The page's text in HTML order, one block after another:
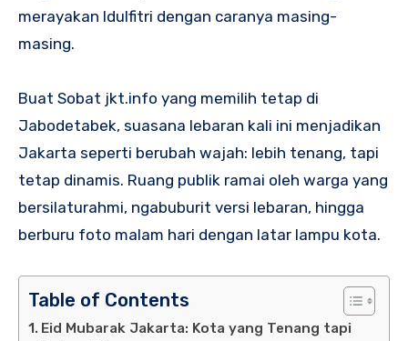
merayakan Idulfitri dengan caranya masing-
masing.
Buat Sobat jkt.info yang memilih tetap di
Jabodetabek, suasana lebaran kali ini menjadikan
Jakarta seperti berubah wajah: lebih tenang, tapi
tetap dinamis. Ruang publik ramai oleh warga yang
bersilaturahmi, ngabuburit versi lebaran, hingga
berburu foto malam hari dengan latar lampu kota.
Table of Contents
Eid Mubarak Jakarta: Kota yang Tenang tapi